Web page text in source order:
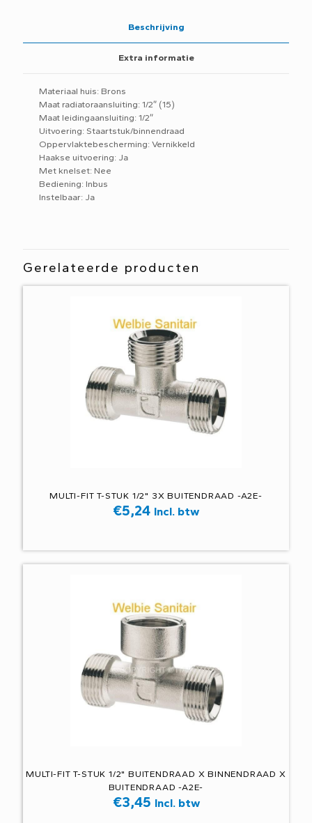
Beschrijving
Extra informatie
Materiaal huis: Brons
Maat radiatoraansluiting: 1/2″ (15)
Maat leidingaansluiting: 1/2″
Uitvoering: Staartstuk/binnendraad
Oppervlaktebescherming: Vernikkeld
Haakse uitvoering: Ja
Met knelset: Nee
Bediening: Inbus
Instelbaar: Ja
Gerelateerde producten
MULTI-FIT T-STUK 1/2" 3X BUITENDRAAD -A2E-
€5,24 Incl. btw
MULTI-FIT T-STUK 1/2" BUITENDRAAD X BINNENDRAAD X
BUITENDRAAD -A2E-
€3,45 Incl. btw